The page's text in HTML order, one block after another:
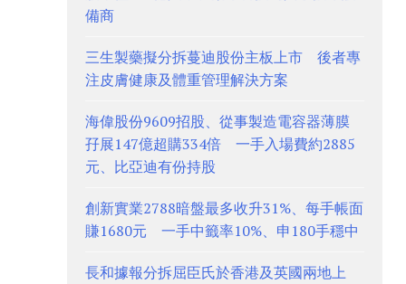
備商
三生製藥擬分拆蔓迪股份主板上市 後者專
注皮膚健康及體重管理解決方案
海偉股份9609招股、從事製造電容器薄膜
孖展147億超購334倍 一手入場費約2885
元、比亞迪有份持股
創新實業2788暗盤最多收升31%、每手帳面
賺1680元 一手中籤率10%、申180手穩中
長和據報分拆屈臣氏於香港及英國兩地上